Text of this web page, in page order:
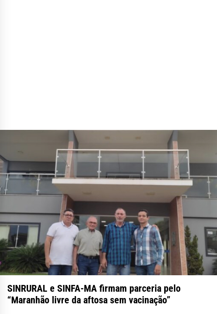
SINRURAL e SINFA-MA firmam parceria pelo
“Maranhão livre da aftosa sem vacinação”